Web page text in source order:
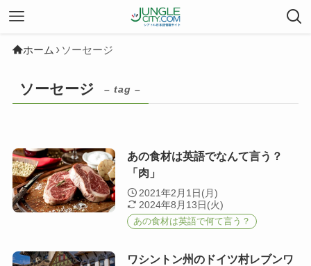
ホーム ソーセージ
ソーセージ – tag –
あの食材は英語でなんて言う？
「肉」
2021年2月1日(月)
2024年8月13日(火)
あの食材は英語で何て言う？
ワシントン州のドイツ村レブンワ